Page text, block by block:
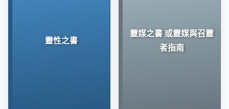
靈性之書
靈媒之書 或靈媒與召靈
者指南